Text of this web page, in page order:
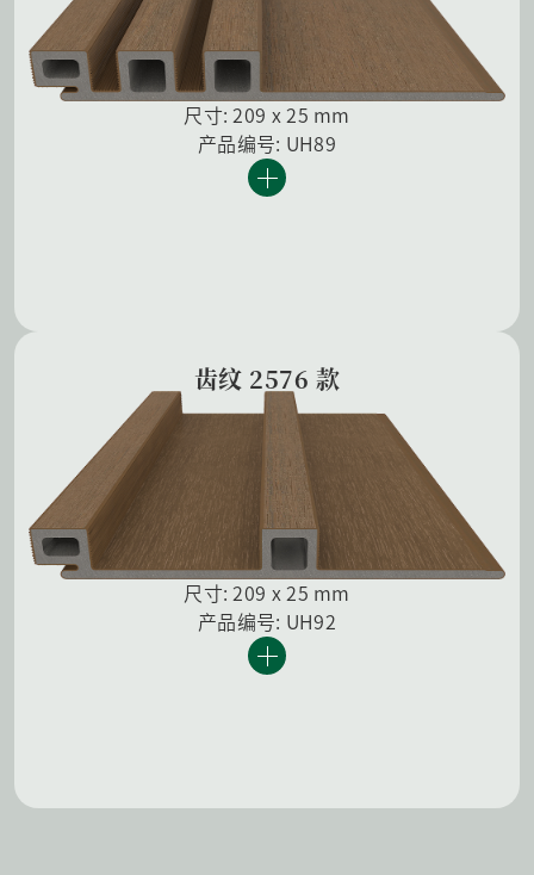
尺寸: 209 x 25 mm
产品编号: UH89
齿纹 2576 款
尺寸: 209 x 25 mm
产品编号: UH92